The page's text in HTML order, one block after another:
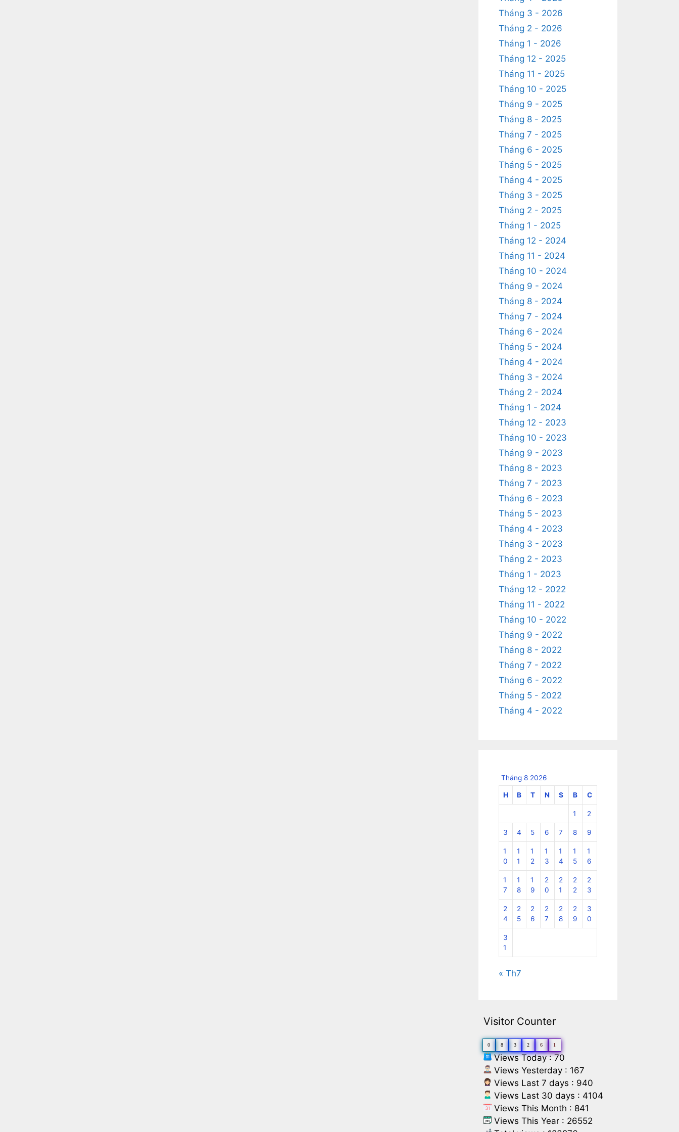
Tháng 3 - 2026
Tháng 2 - 2026
Tháng 1 - 2026
Tháng 12 - 2025
Tháng 11 - 2025
Tháng 10 - 2025
Tháng 9 - 2025
Tháng 8 - 2025
Tháng 7 - 2025
Tháng 6 - 2025
Tháng 5 - 2025
Tháng 4 - 2025
Tháng 3 - 2025
Tháng 2 - 2025
Tháng 1 - 2025
Tháng 12 - 2024
Tháng 11 - 2024
Tháng 10 - 2024
Tháng 9 - 2024
Tháng 8 - 2024
Tháng 7 - 2024
Tháng 6 - 2024
Tháng 5 - 2024
Tháng 4 - 2024
Tháng 3 - 2024
Tháng 2 - 2024
Tháng 1 - 2024
Tháng 12 - 2023
Tháng 10 - 2023
Tháng 9 - 2023
Tháng 8 - 2023
Tháng 7 - 2023
Tháng 6 - 2023
Tháng 5 - 2023
Tháng 4 - 2023
Tháng 3 - 2023
Tháng 2 - 2023
Tháng 1 - 2023
Tháng 12 - 2022
Tháng 11 - 2022
Tháng 10 - 2022
Tháng 9 - 2022
Tháng 8 - 2022
Tháng 7 - 2022
Tháng 6 - 2022
Tháng 5 - 2022
Tháng 4 - 2022
Tháng 8 2026
H B T N S B C
1 2
3 4 5 6 7 8 9
1
0
1
1
1
2
1
3
1
4
1
5
1
6
1
7
1
8
1
9
2
0
2
1
2
2
2
3
2
4
2
5
2
6
2
7
2
8
2
9
3
0
3
1
« Th7
Visitor Counter
0 8 3 2 6 1
Views Today : 70
Views Yesterday : 167
Views Last 7 days : 940
Views Last 30 days : 4104
Views This Month : 841
Views This Year : 26552